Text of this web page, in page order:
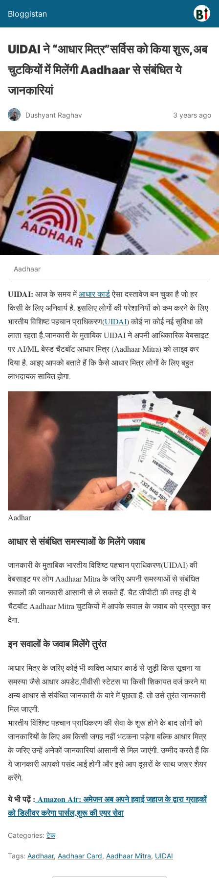
Bloggistan
UIDAI ने “आधार मित्र”सर्विस को किया शुरू,अब
चुटकियों में मिलेंगी Aadhaar से संबंधित ये
जानकारियां
Dushyant Raghav 3 years ago
Aadhaar
UIDAI: आज के समय मेंआधार कार्डऐसा दस्तावेज बन चुका है जो हर
किसी के लिए अनिवार्य है. इसलिए लोगों की परेशानियों को कम करने के लिए
भारतीय विशिष्ट पहचान प्राधिकरण(UIDAI) कोई ना कोई नई सुविधा को
लाता रहता है.जानकारी के मुताबिक UIDAI ने अपनी आधिकारिक वेबसाइट
पर AI/ML बेस्ड चैटबॉट आधार मित्र (Aadhaar Mitra) को लाइव कर
दिया है. आइए आपको बताते हैं कि कैसे आधार मित्र लोगों के लिए बहुत
लाभदायक साबित होगा.
Aadhar
आधार से संबंधित समस्याओं के मिलेंगे जवाब
जानकारी के मुताबिक भारतीय विशिष्ट पहचान प्राधिकरण(UIDAI) की
वेबसाइट पर लोग Aadhaar Mitra के जरिए अपनी समस्याओं से संबंधित
सवालों की जानकारी आसानी से ले सकते हैं. चैट जीपीटी की तरह ही ये
चैटबॉट Aadhaar Mitra चुटकियों में आपके सवाल के जवाब को प्रस्तुत कर
देगा.
इन सवालों के जवाब मिलेंगे तुरंत
आधार मित्र के जरिए कोई भी व्यक्ति आधार कार्ड से जुड़ी किस सूचना या
समस्या जैसे आधार अपडेट,पीवीसी स्टेटस या किसी शिकायत दर्ज करने या
अन्य आधार से संबंधित जानकारी के बारे में पूछता है. तो उसे तुरंत जानकारी
मिल जाएगी.
भारतीय विशिष्ट पहचान प्राधिकरण की सेवा के शुरू होने के बाद लोगों को
जानकारियों के लिए अब किसी जगह नहीं भटकना पड़ेगा बल्कि आधार मित्र
के जरिए उन्हें अनेकों जानकारियां आसानी से मिल जाएंगी. उम्मीद करते हैं कि
ये जानकारी आपको पसंद आई होगी और इसे आप दूसरों के साथ जरूर शेयर
करेंगे.
ये भी पढ़ें : Amazon Air: अमेज़न अब अपने हवाई जहाज के द्वारा ग्राहकों
को डिलीवर करेगा पार्सल,शुरू की एयर सेवा
Categories: टेक
Tags: Aadhaar, Aadhaar Card, Aadhaar Mitra, UIDAI